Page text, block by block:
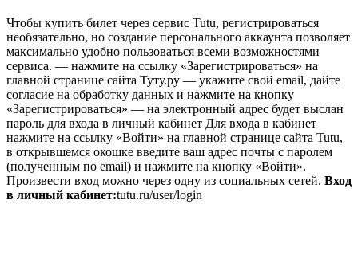
Чтобы купить билет через сервис Tutu, регистрироваться
необязательно, но создание персонального аккаунта позволяет
максимально удобно пользоваться всеми возможностями
сервиса. — нажмите на ссылку «Зарегистрироваться» на
главной странице сайта Туту.ру — укажите свой email, дайте
согласие на обработку данных и нажмите на кнопку
«Зарегистрироваться» — на электронный адрес будет выслан
пароль для входа в личный кабинет Для входа в кабинет
нажмите на ссылку «Войти» на главной странице сайта Tutu,
в открывшемся окошке введите ваш адрес почты с паролем
(полученным по email) и нажмите на кнопку «Войти».
Произвести вход можно через одну из социальных сетей. Вход
в личный кабинет:tutu.ru/user/login